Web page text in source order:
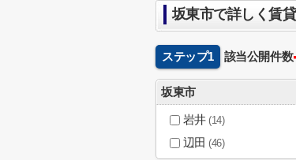
坂東市で詳しく賃
ステップ1 該当公開件数
坂東市
岩井(14)
辺田(46)